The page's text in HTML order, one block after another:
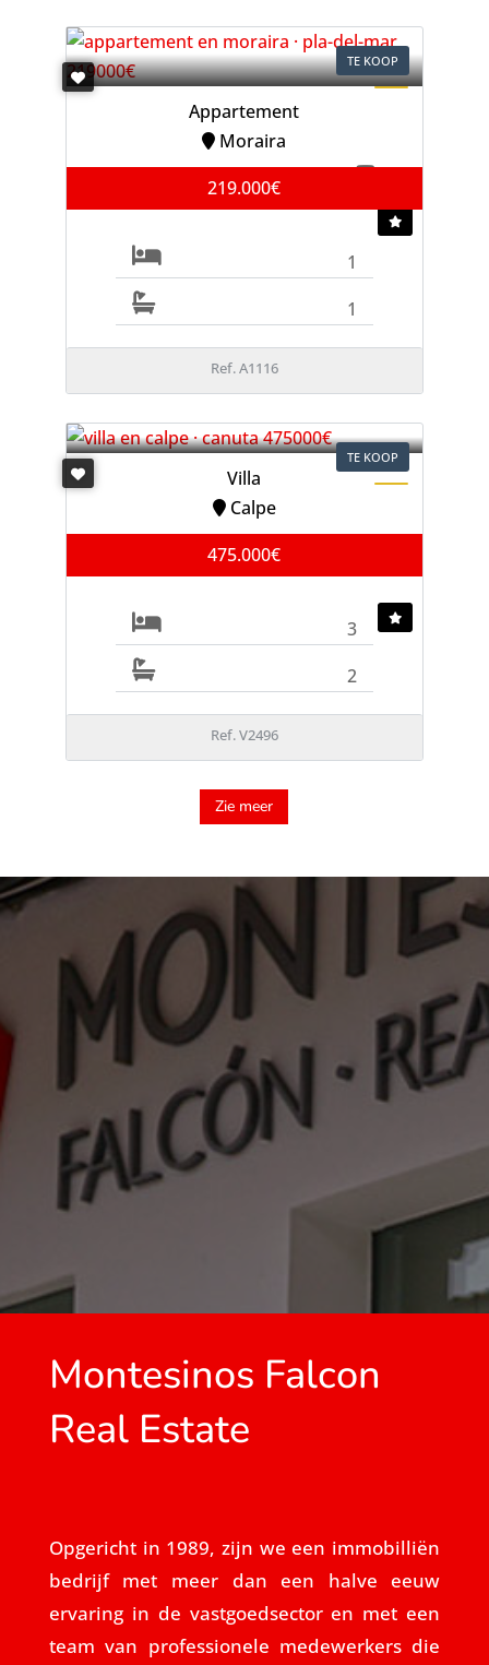
TE KOOP
Appartement
Moraira
219.000€
1
1
Ref. A1116
TE KOOP
Villa
Calpe
475.000€
3
2
Ref. V2496
Zie meer
Montesinos Falcon
Real Estate
Opgericht in 1989, zijn we een immobilliën
bedrijf met meer dan een halve eeuw
ervaring in de vastgoedsector en met een
team van professionele medewerkers die